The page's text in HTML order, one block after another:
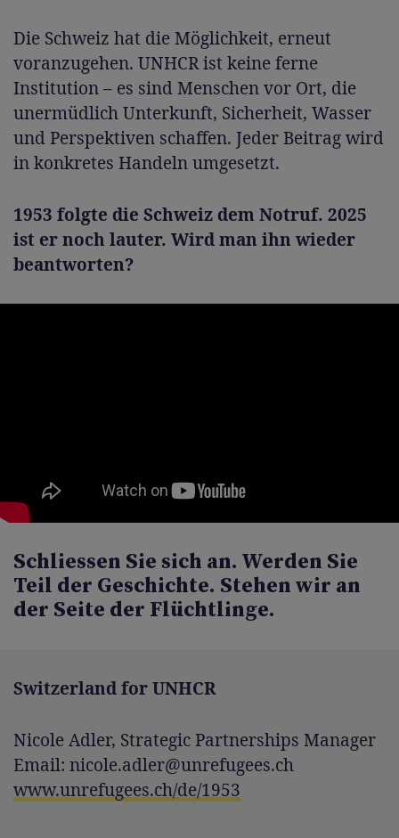
Die Schweiz hat die Möglichkeit, erneut
voranzugehen. UNHCR ist keine ferne
Institution – es sind Menschen vor Ort, die
unermüdlich Unterkunft, Sicherheit, Wasser
und Perspektiven schaffen. Jeder Beitrag wird
in konkretes Handeln umgesetzt.
1953 folgte die Schweiz dem Notruf. 2025
ist er noch lauter. Wird man ihn wieder
beantworten?
Schliessen Sie sich an. Werden Sie
Teil der Geschichte. Stehen wir an
der Seite der Flüchtlinge.
Switzerland for UNHCR
Nicole Adler, Strategic Partnerships Manager
Email: nicole.adler@unrefugees.ch
www.unrefugees.ch/de/1953